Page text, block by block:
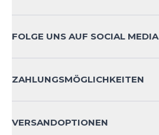
KONTAKT
PRODUKTSICHERHEIT
FOLGE UNS AUF SOCIAL MEDIA
ZAHLUNGSMÖGLICHKEITEN
VERSANDOPTIONEN